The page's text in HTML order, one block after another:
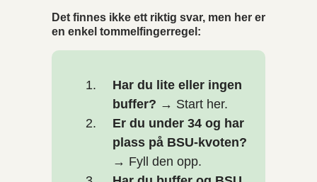
Det finnes ikke ett riktig svar, men her er
en enkel tommelfingerregel:
Har du lite eller ingen
buffer? → Start her.
Er du under 34 og har
plass på BSU-kvoten?
→ Fyll den opp.